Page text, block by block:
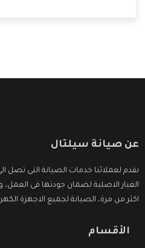
عن صيانة سيلتال
نقدم لعملائنا خدمات الصيانة التى
الغيار الاصلية لضمان جودتها فى
اكثر من مرة، الصيانة لجميع الاجهزة
الأقسام